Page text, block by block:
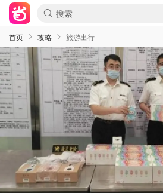
首页 攻略 旅游出行